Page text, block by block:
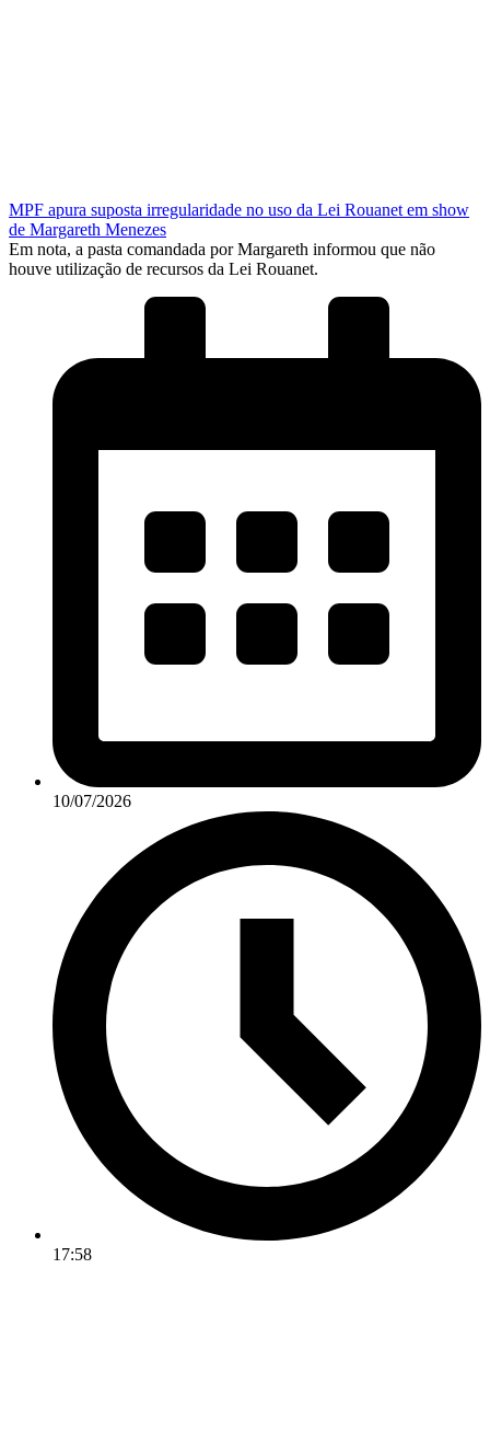
MPF apura suposta irregularidade no uso da Lei Rouanet em show
de Margareth Menezes
Em nota, a pasta comandada por Margareth informou que não
houve utilização de recursos da Lei Rouanet.
10/07/2026
17:58